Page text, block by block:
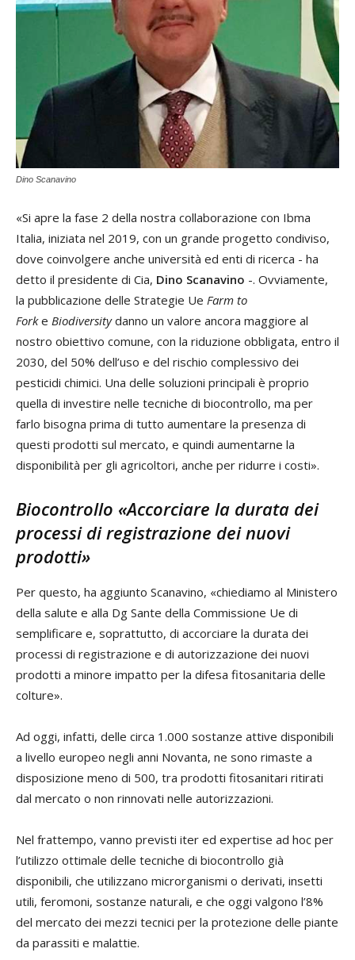
Dino Scanavino
«Si apre la fase 2 della nostra collaborazione con Ibma
Italia, iniziata nel 2019, con un grande progetto condiviso,
dove coinvolgere anche università ed enti di ricerca - ha
detto il presidente di Cia, Dino Scanavino -. Ovviamente,
la pubblicazione delle Strategie Ue Farm to
Forke Biodiversitydanno un valore ancora maggiore al
nostro obiettivo comune, con la riduzione obbligata, entro il
2030, del 50% dell’uso e del rischio complessivo dei
pesticidi chimici. Una delle soluzioni principali è proprio
quella di investire nelle tecniche di biocontrollo, ma per
farlo bisogna prima di tutto aumentare la presenza di
questi prodotti sul mercato, e quindi aumentarne la
disponibilità per gli agricoltori, anche per ridurre i costi».
Biocontrollo «Accorciare la durata dei
processi di registrazione dei nuovi
prodotti»
Per questo, ha aggiunto Scanavino, «chiediamo al Ministero
della salute e alla Dg Sante della Commissione Ue di
semplificare e, soprattutto, di accorciare la durata dei
processi di registrazione e di autorizzazione dei nuovi
prodotti a minore impatto per la difesa fitosanitaria delle
colture».
Ad oggi, infatti, delle circa 1.000 sostanze attive disponibili
a livello europeo negli anni Novanta, ne sono rimaste a
disposizione meno di 500, tra prodotti fitosanitari ritirati
dal mercato o non rinnovati nelle autorizzazioni.
Nel frattempo, vanno previsti iter ed expertise ad hoc per
l’utilizzo ottimale delle tecniche di biocontrollo già
disponibili, che utilizzano microrganismi o derivati, insetti
utili, feromoni, sostanze naturali, e che oggi valgono l’8%
del mercato dei mezzi tecnici per la protezione delle piante
da parassiti e malattie.